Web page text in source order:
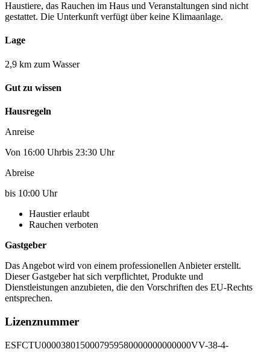
Haustiere, das Rauchen im Haus und Veranstaltungen sind nicht
gestattet. Die Unterkunft verfügt über keine Klimaanlage.
Lage
2,9 km zum Wasser
Gut zu wissen
Hausregeln
Anreise
Von 16:00 Uhrbis 23:30 Uhr
Abreise
bis 10:00 Uhr
Haustier erlaubt
Rauchen verboten
Gastgeber
Das Angebot wird von einem professionellen Anbieter erstellt.
Dieser Gastgeber hat sich verpflichtet, Produkte und
Dienstleistungen anzubieten, die den Vorschriften des EU-Rechts
entsprechen.
Lizenznummer
ESFCTU0000380150007959580000000000000VV-38-4-